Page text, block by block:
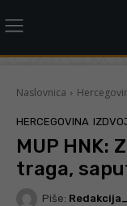
Naslovnica
HERCEGOVINA
MUP HNK:
traga,
Piše: